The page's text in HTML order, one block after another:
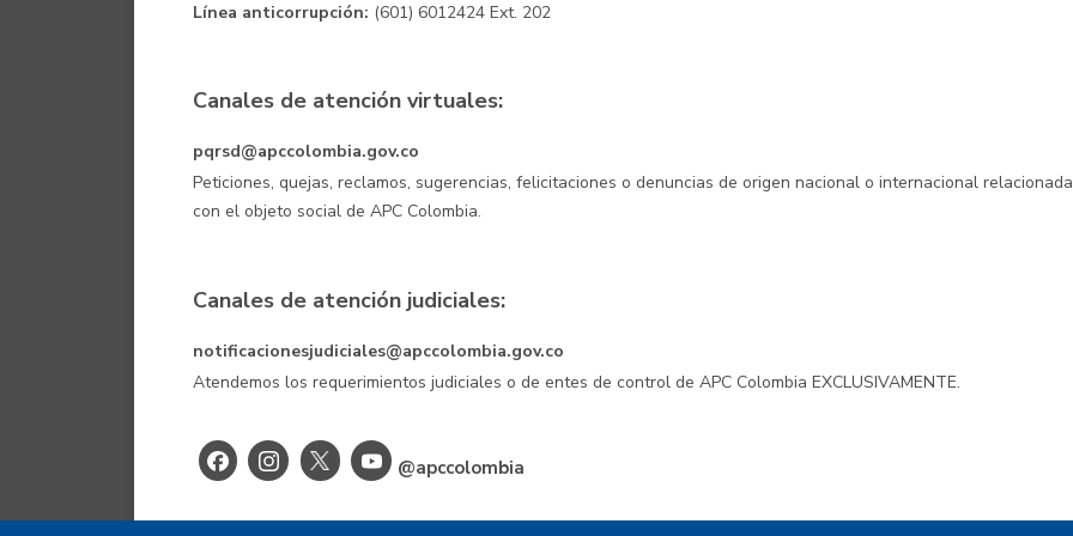
Línea anticorrupción: (601) 6012424 Ext. 202
Canales de atención virtuales:
pqrsd@apccolombia.gov.co
Peticiones, quejas, reclamos, sugerencias, felicitaciones o denuncias de origen nacional o internacional
con el objeto social de APC Colombia.
Canales de atención judiciales:
notificacionesjudiciales@apccolombia.gov.co
Atendemos los requerimientos judiciales o de entes de control de APC Colombia EXCLUSIVAMENTE.
@apccolombia